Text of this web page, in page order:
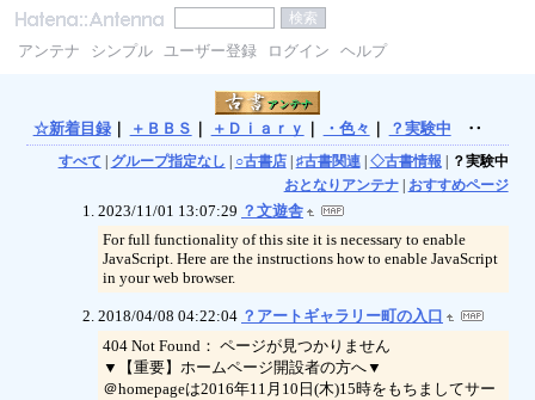
アンテナ シンプル ユーザー登録 ログイン ヘルプ
☆新着目録｜ ＋ＢＢＳ ＋Ｄｉａｒｙ ・色々 ？実験中 ‥
すべて | グループ指定なし | ○古書店| ♯古書関連| ◇古書情報 | ？実験中
おとなりアンテナ| おすすめページ
2023/11/01 13:07:29 ？文遊舎
For full functionality of this site it is necessary to enable
JavaScript. Here are the instructions how to enable JavaScript
in your web browser.
2018/04/08 04:22:04 ？アートギャラリー町の入口
404 Not Found： ページが見つかりません
▼【重要】ホームページ開設者の方へ▼
＠homepageは2016年11月10日(木)15時をもちましてサー